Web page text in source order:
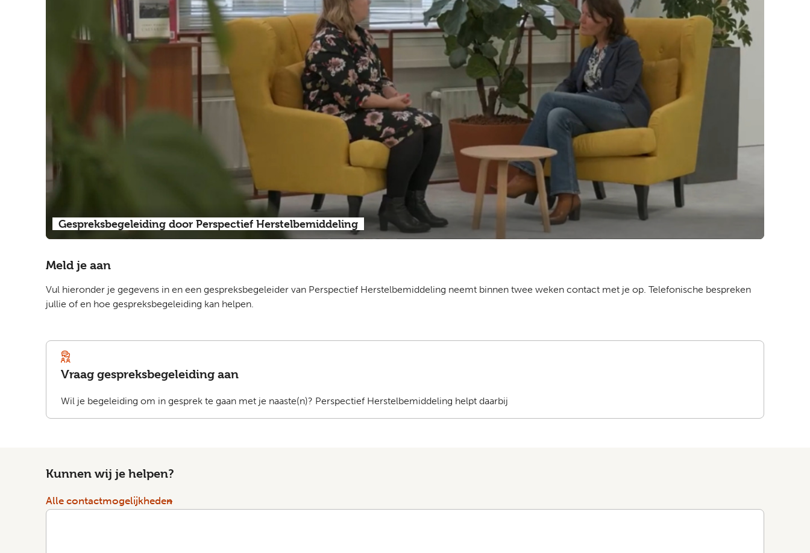
Gespreksbegeleiding door Perspectief Herstelbemiddeling
Meld je aan
Vul hieronder je gegevens in en een gespreksbegeleider van Perspectief Herstelbemiddeling neemt binnen twee weken contact met je op. Telefonische bespreken
jullie of en hoe gespreksbegeleiding kan helpen.
Vraag gespreksbegeleiding aan
Wil je begeleiding om in gesprek te gaan met je naaste(n)? Perspectief Herstelbemiddeling helpt daarbij
Kunnen wij je helpen?
Alle contactmogelijkheden